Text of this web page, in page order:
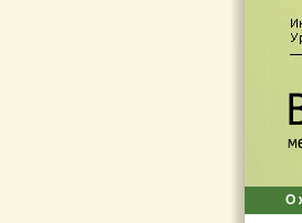
О